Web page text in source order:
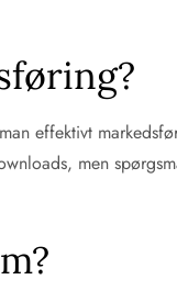
effektivt
men